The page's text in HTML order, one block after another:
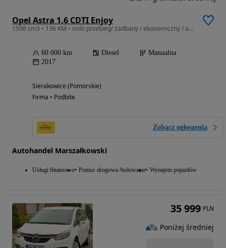
Opel Astra 1.6 CDTI Enjoy
1598 cm3 • 136 KM • niski przebieg/ zadbany / ekonomiczny / atrakcyjny wygląd
60 000 km Diesel
Manualna
2017
Sierakowice (Pomorskie)
Firma • Podbite
Zobacz ogłoszenia
Autohandel Marszałkowski
Usługi finansowe Pomoc drogowa /holowanie Wynajem pojazdów
35 999 PLN
Poniżej średniej